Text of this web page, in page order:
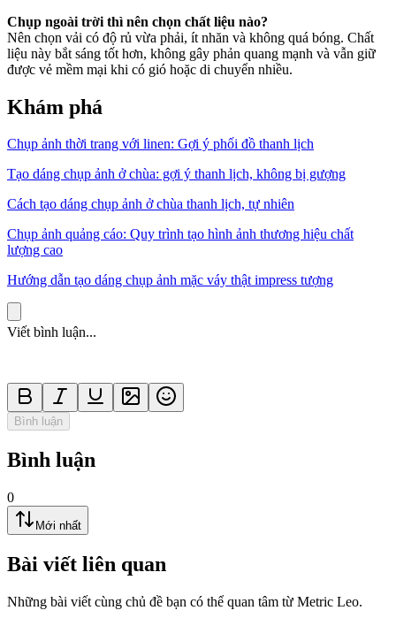
Chụp ngoài trời thì nên chọn chất liệu nào?
Nên chọn vải có độ rủ vừa phải, ít nhăn và không quá bóng. Chất
liệu này bắt sáng tốt hơn, không gây phản quang mạnh và vẫn giữ
được vẻ mềm mại khi có gió hoặc di chuyển nhiều.
Khám phá
Chụp ảnh thời trang với linen: Gợi ý phối đồ thanh lịch
Tạo dáng chụp ảnh ở chùa: gợi ý thanh lịch, không bị gượng
Cách tạo dáng chụp ảnh ở chùa thanh lịch, tự nhiên
Chụp ảnh quảng cáo: Quy trình tạo hình ảnh thương hiệu chất
lượng cao
Hướng dẫn tạo dáng chụp ảnh mặc váy thật impress tượng
Viết bình luận...
Bình luận
Bình luận
0
Mới nhất
Bài viết liên quan
Những bài viết cùng chủ đề bạn có thể quan tâm từ Metric Leo.